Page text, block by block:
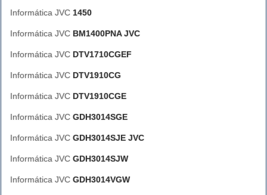
Informática JVC 1450
Informática JVC BM1400PNA JVC
Informática JVC DTV1710CGEF
Informática JVC DTV1910CG
Informática JVC DTV1910CGE
Informática JVC GDH3014SGE
Informática JVC GDH3014SJE JVC
Informática JVC GDH3014SJW
Informática JVC GDH3014VGW